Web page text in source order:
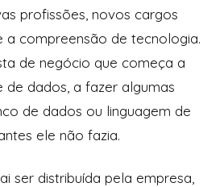
profissões, novos cargos
a compreensão de tecnologia.
de negócio que começa a
de dados, a fazer algumas
de dados ou linguagem de
ele não fazia.
ser distribuída pela empresa,